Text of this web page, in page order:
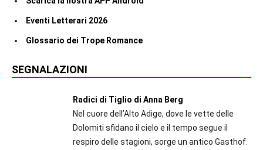
Eventi Letterari 2026
Glossario dei Trope Romance
SEGNALAZIONI
Radici di Tiglio di Anna Berg
Nel cuore dell’Alto Adige, dove le vette delle
Dolomiti sfidano il cielo e il tempo segue il
respiro delle stagioni, sorge un antico Gasthof.